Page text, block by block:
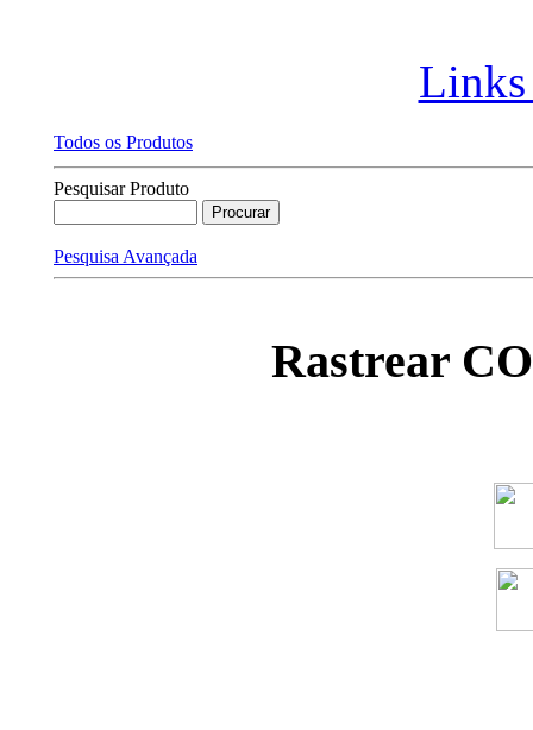
Links
Todos os Produtos
Pesquisar Produto
Pesquisa Avançada
Rastrear